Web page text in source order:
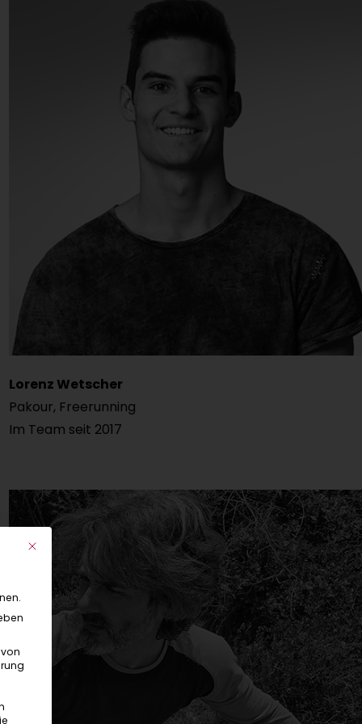
Lorenz Wetscher
Pakour, Freerunning
Im Team seit 2017
Mit diesem Button wird der Dialog geschlossen. Seine